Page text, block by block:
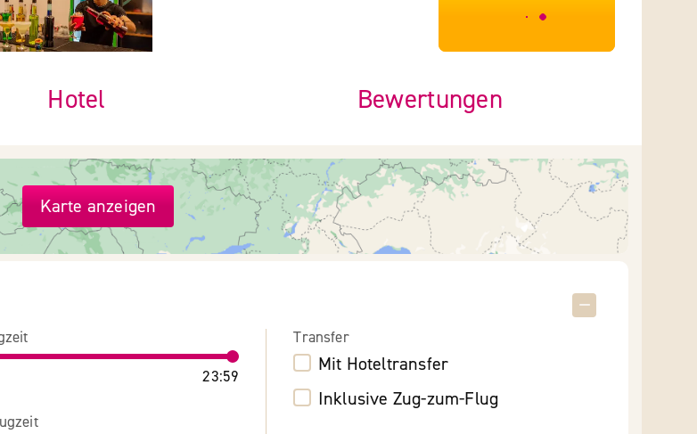
***************
Hotel Bewertungen
Karte anzeigen
23:59
Transfer
Mit Hoteltransfer
Inklusive Zug-zum-Flug